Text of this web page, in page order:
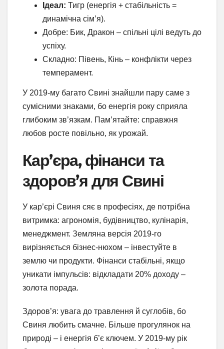
Ідеал: Тигр (енергія + стабільність =
динамічна сім’я).
Добре: Бик, Дракон – спільні цілі ведуть до
успіху.
Складно: Півень, Кінь – конфлікти через
темперамент.
У 2019-му багато Свині знайшли пару саме з
сумісними знаками, бо енергія року сприяла
глибоким зв’язкам. Пам’ятайте: справжня
любов росте повільно, як урожай.
Кар’єра, фінанси та
здоров’я для Свині
У кар’єрі Свиня сяє в професіях, де потрібна
витримка: агрономія, будівництво, кулінарія,
менеджмент. Земляна версія 2019-го
вирізняється бізнес-нюхом – інвестуйте в
землю чи продукти. Фінанси стабільні, якщо
уникати імпульсів: відкладати 20% доходу –
золота порада.
Здоров’я: увага до травлення й суглобів, бо
Свиня любить смачне. Більше прогулянок на
природі – і енергія б’є ключем. У 2019-му рік